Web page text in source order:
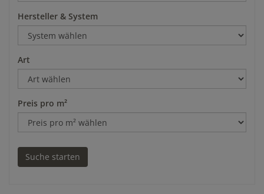
Hersteller & System
Art
Preis pro m²